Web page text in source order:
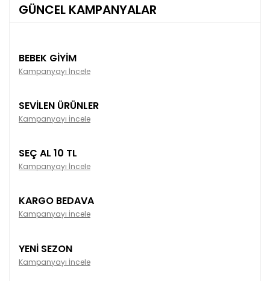
GÜNCEL KAMPANYALAR
BEBEK GİYİM
Kampanyayı İncele
SEVİLEN ÜRÜNLER
Kampanyayı İncele
SEÇ AL 10 TL
Kampanyayı İncele
KARGO BEDAVA
Kampanyayı İncele
YENİ SEZON
Kampanyayı İncele